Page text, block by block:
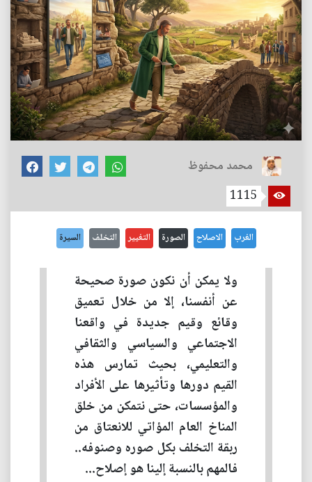
محمد محفوظ
1115
الغرب الاصلاح الصورة التغيير التخلف السيرة
ولا يمكن أن نكون صورة صحيحة
عن أنفسنا، إلا من خلال تعميق
وقائع وقيم جديدة في واقعنا
الاجتماعي والسياسي والثقافي
والتعليمي، بحيث تمارس هذه
القيم دورها وتأثيرها على الأفراد
والمؤسسات، حتى نتمكن من خلق
المناخ العام المؤاتي للانعتاق من
ربقة التخلف بكل صوره وصنوفه..
فالمهم بالنسبة إلينا هو إصلاح...